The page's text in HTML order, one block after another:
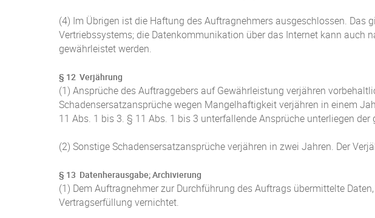
(4) Im Übrigen ist die Haftung des Auftragnehmers ausgeschlossen.
Vertriebssystems; die Datenkommunikation über das Internet kann auch
gewährleistet werden.
§ 12 Verjährung
(1) Ansprüche des Auftraggebers auf Gewährleistung verjähren
Schadensersatzansprüche wegen Mangelhaftigkeit verjähren in einem
11 Abs. 1 bis 3. § 11 Abs. 1 bis 3 unterfallende Ansprüche unterliegen der
(2) Sonstige Schadensersatzansprüche verjähren in zwei Jahren. Der
§ 13 Datenherausgabe; Archivierung
(1) Dem Auftragnehmer zur Durchführung des Auftrags übermittelte
Vertragserfüllung vernichtet.